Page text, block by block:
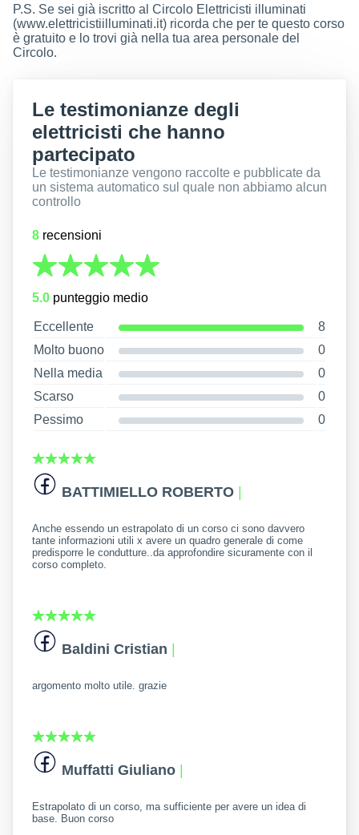
P.S. Se sei già iscritto al Circolo Elettricisti illuminati
(www.elettricistiilluminati.it) ricorda che per te questo corso
è gratuito e lo trovi già nella tua area personale del
Circolo.
Le testimonianze degli
elettricisti che hanno
partecipato
Le testimonianze vengono raccolte e pubblicate da
un sistema automatico sul quale non abbiamo alcun
controllo
8 recensioni
5.0 punteggio medio
Eccellente
8
Molto buono
0
Nella media
0
Scarso
0
Pessimo
0
BATTIMIELLO ROBERTO |
Anche essendo un estrapolato di un corso ci sono davvero
tante informazioni utili x avere un quadro generale di come
predisporre le condutture..da approfondire sicuramente con il
corso completo.
Baldini Cristian |
argomento molto utile. grazie
Muffatti Giuliano |
Estrapolato di un corso, ma sufficiente per avere un idea di
base. Buon corso